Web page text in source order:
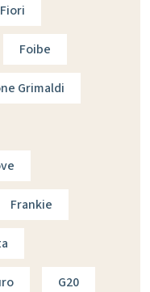
Fiori
Foibe
Grimaldi
Frankie
G20